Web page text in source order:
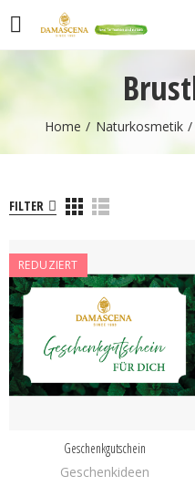
Home Naturkosmetik
FILTER
REDUZIERT
Geschenkgutschein
Geschenkideen